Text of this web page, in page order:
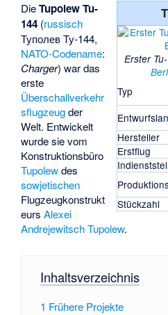
Erster
Typ
Hersteller
Erstflug
Stückzahl
DieTupolew Tu-
144 (russisch
Туполев Ту-144,
NATO-Codename:
Charger) war das
erste
Überschallverkehr
sflugzeugder
Welt. Entwickelt
wurde sie vom
Konstruktionsbüro
Tupolewdes
sowjetischen
Flugzeugkonstrukt
eursAlexei
Andrejewitsch Tupolew.
Inhaltsverzeichnis
1 Frühere Projekte